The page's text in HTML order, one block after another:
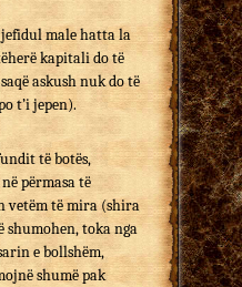
male hatta la
kapitali do të
askush nuk do të
t’i jepen).
të botës,
përmasa të
vetëm të mira (shira
shumohen, toka nga
e bollshëm,
shumë pak